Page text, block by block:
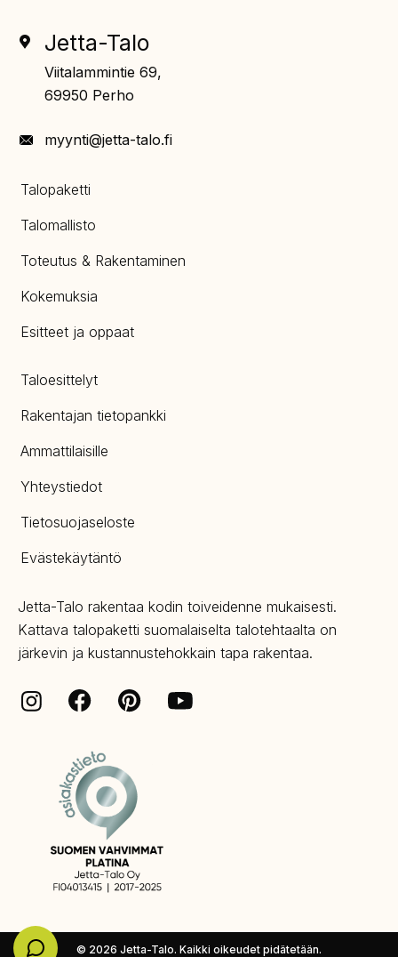
Jetta-Talo
Viitalammintie 69,
69950 Perho
myynti@jetta-talo.fi
Talopaketti
Talomallisto
Toteutus & Rakentaminen
Kokemuksia
Esitteet ja oppaat
Taloesittelyt
Rakentajan tietopankki
Ammattilaisille
Yhteystiedot
Tietosuojaseloste
Evästekäytäntö
Jetta-Talo rakentaa kodin toiveidenne mukaisesti.
Kattava talopaketti suomalaiselta talotehtaalta on
järkevin ja kustannustehokkain tapa rakentaa.
InstagramFacebookPinterestYoutube
© 2026 Jetta-Talo. Kaikki oikeudet pidätetään.